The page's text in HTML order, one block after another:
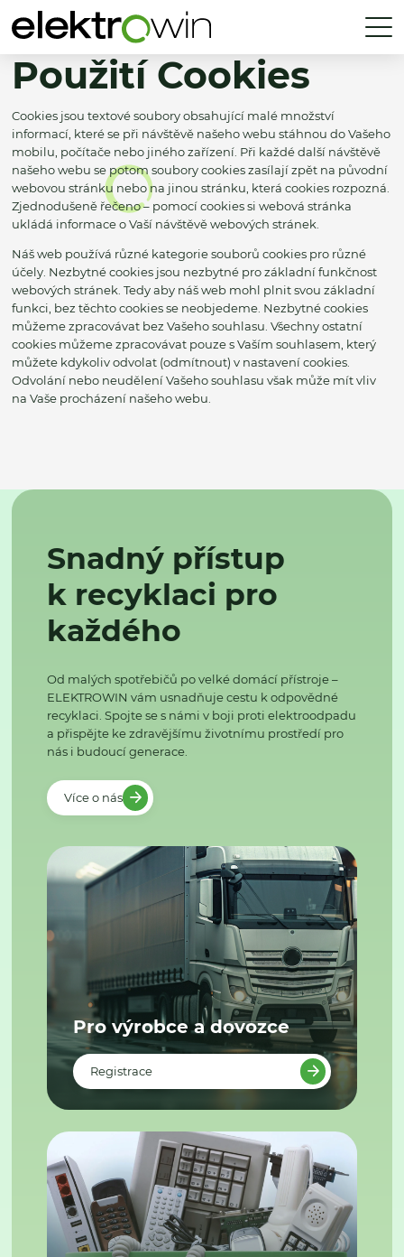
Použití Cookies
Cookies jsou textové soubory obsahující malé množství
informací, které se při návštěvě našeho webu stáhnou do Vašeho
mobilu, počítače nebo jiného zařízení. Při každé další návštěvě
našeho webu se potom soubory cookies zasílají zpět na původní
webovou stránku nebo na jinou stránku, která cookies rozpozná.
Zjednodušeně řečeno – pomocí cookies si webová stránka
ukládá informace o Vaší návštěvě webových stránek.
Náš web používá různé kategorie souborů cookies pro různé
účely. Nezbytné cookies jsou nezbytné pro základní funkčnost
webových stránek. Tedy aby náš web mohl plnit svou základní
funkci, bez těchto cookies se neobjedeme. Nezbytné cookies
můžeme zpracovávat bez Vašeho souhlasu. Všechny ostatní
cookies můžeme zpracovávat pouze s Vaším souhlasem, který
můžete kdykoliv odvolat (odmítnout) v nastavení cookies.
Odvolání nebo neudělení Vašeho souhlasu však může mít vliv
na Vaše procházení našeho webu.
Snadný přístup
k recyklaci pro
každého
Od malých spotřebičů po velké domácí přístroje –
ELEKTROWIN vám usnadňuje cestu k odpovědné
recyklaci. Spojte se s námi v boji proti elektroodpadu
a přispějte ke zdravějšímu životnímu prostředí pro
nás i budoucí generace.
Více o nás
Pro výrobce a dovozce
Registrace